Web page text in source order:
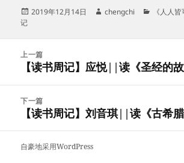
发
2019年12月14日
作
chengchi
分《人人
记
航
上一篇
上
文
章：
【读书周记】应悦||读《圣经的故
下一篇
下
文
【读书周记】刘音琪||读《古希腊
自豪地采用WordPress